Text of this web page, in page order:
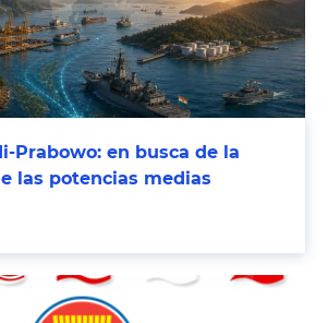
Prabowo: en busca de la
las potencias medias